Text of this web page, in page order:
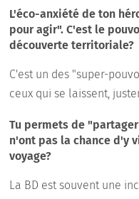
L'éco-anxiété de ton
pour agir". C'est le
découverte territoriale?
C'est un des "super-
ceux qui se laissent,
Tu permets de
n'ont pas la chance d'y
voyage?
La BD est souvent une